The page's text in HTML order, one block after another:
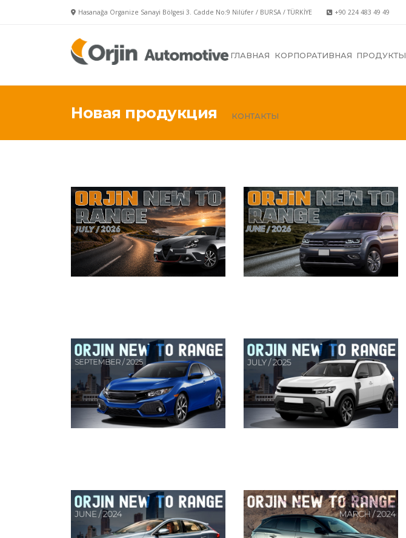
Hasanağa Organize Sanayi Bölgesi 3. Cadde No:9 Nilüfer / BURSA / TÜRKİYE +90 224 483 49 49
ГЛАВНАЯ КОРПОРАТИВНАЯ ПРОДУКТЫ
КОНТАКТЫ
Новая продукция